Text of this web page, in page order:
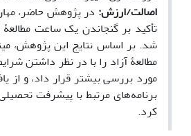
اصالت/ارزش: در پژوهش حاضر،
تأکید بر گنجاندن یک ساعت
شد. بر اساس نتایج این پژوهش،
مطالعۀ آزاد را با در نظر داشتن
مورد بررسی بیشتر قرار داد، و از
برنامه‌های مرتبط با پیشرفت
کرد.